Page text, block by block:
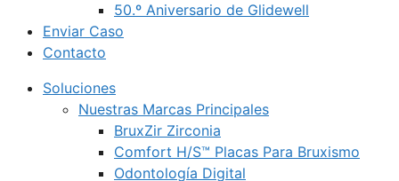
50.º Aniversario de Glidewell
Enviar Caso
Contacto
Soluciones
Nuestras Marcas Principales
BruxZir Zirconia
Comfort H/S™ Placas Para Bruxismo
Odontología Digital